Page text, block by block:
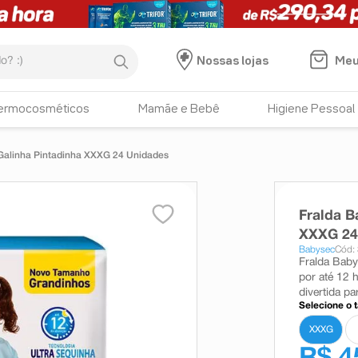
Nossas lojas
Mamãe e Bebê Higiene Pessoal
Pintadinha XXXG 24 Unidades
Fralda
XXXG
BabysecCód:
Fralda
por até 12
divertida
Selecione o
XXXG